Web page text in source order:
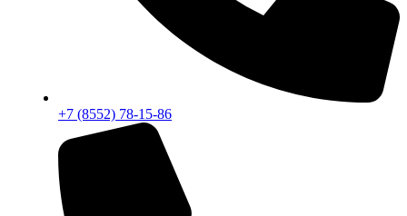
+7 (8552) 78-15-86